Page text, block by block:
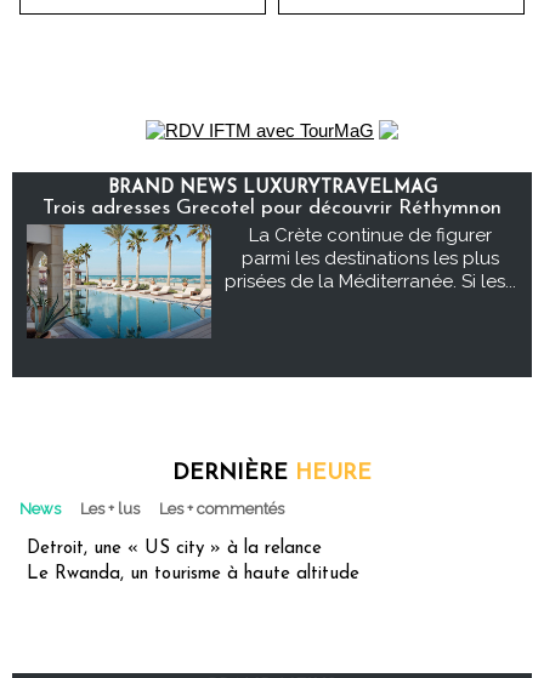
BRAND NEWS LUXURYTRAVELMAG
Trois adresses Grecotel pour découvrir Réthymnon
La Crète continue de figurer
parmi les destinations les plus
prisées de la Méditerranée. Si les...
DERNIÈRE HEURE
News Les + lus Les + commentés
Detroit, une « US city » à la relance
Le Rwanda, un tourisme à haute altitude